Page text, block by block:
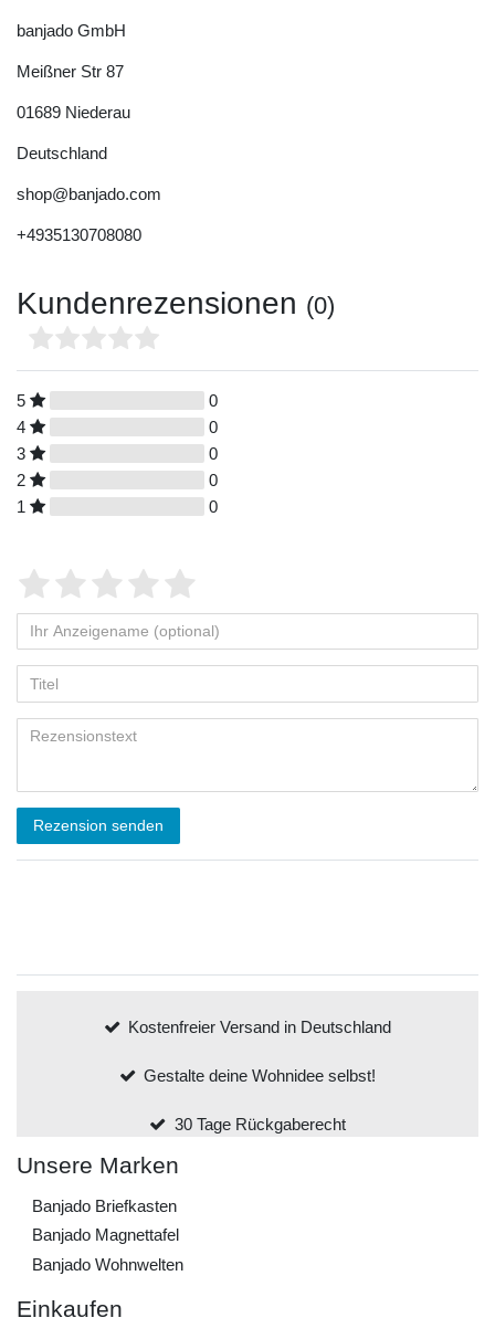
banjado GmbH
Meißner Str 87
01689 Niederau
Deutschland
shop@banjado.com
+4935130708080
Kundenrezensionen (0)
5
0
4
0
3
0
2
0
1
0
Rezension senden
Kostenfreier Versand in Deutschland
Gestalte deine Wohnidee selbst!
30 Tage Rückgaberecht
Unsere Marken
Banjado Briefkasten
Banjado Magnettafel
Banjado Wohnwelten
Einkaufen